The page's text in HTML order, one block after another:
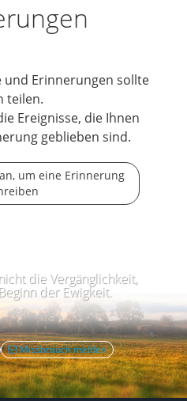
und Erinnerungen sollte
teilen.
Ereignisse, die Ihnen
geblieben sind.
um eine Erinnerung
die Vergänglichkeit,
der Ewigkeit.
Missbrauch melden